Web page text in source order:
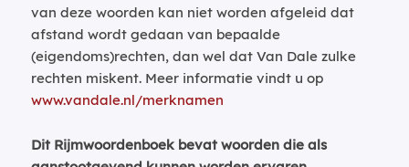
van deze woorden kan niet worden afgeleid dat
afstand wordt gedaan van bepaalde
(eigendoms)rechten, dan wel dat Van Dale zulke
rechten miskent. Meer informatie vindt u op
www.vandale.nl/merknamen
Dit Rijmwoordenboek bevat woorden die als